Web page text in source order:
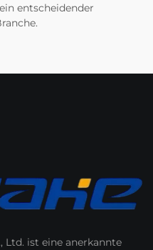
entscheidender
Ltd. ist eine anerkannte